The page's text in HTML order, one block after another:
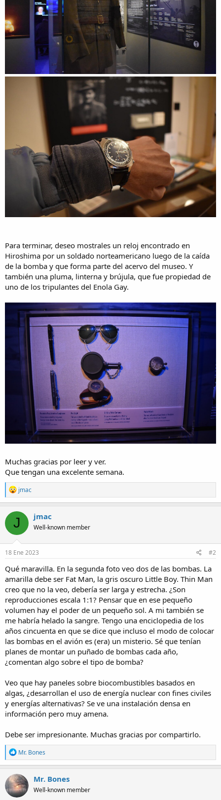
Para terminar, deseo mostrales un reloj encontrado en
Hiroshima por un soldado norteamericano luego de la caída
de la bomba y que forma parte del acervo del museo. Y
también una pluma, linterna y brújula, que fue propiedad de
uno de los tripulantes del Enola Gay.
Muchas gracias por leer y ver.
Que tengan una excelente semana.
R
e
a
c
t
i
o
n
s
jmac
J jmac
Well-known member
18 Ene 2023 #2
Qué maravilla. En la segunda foto veo dos de las bombas. La
amarilla debe ser Fat Man, la gris oscuro Little Boy. Thin Man
creo que no la veo, debería ser larga y estrecha. ¿Son
reproducciones escala 1:1? Pensar que en ese pequeño
volumen hay el poder de un pequeño sol. A mi también se
me habría helado la sangre. Tengo una enciclopedia de los
años cincuenta en que se dice que incluso el modo de colocar
las bombas en el avión es (era) un misterio. Sé que tenían
planes de montar un puñado de bombas cada año,
¿comentan algo sobre el tipo de bomba?
Veo que hay paneles sobre biocombustibles basados en
algas, ¿desarrollan el uso de energía nuclear con fines civiles
y energías alternativas? Se ve una instalación densa en
información pero muy amena.
Debe ser impresionante. Muchas gracias por compartirlo.
R
e
a
c
t
i
Mr. Bones
Mr. Bones
Well-known member